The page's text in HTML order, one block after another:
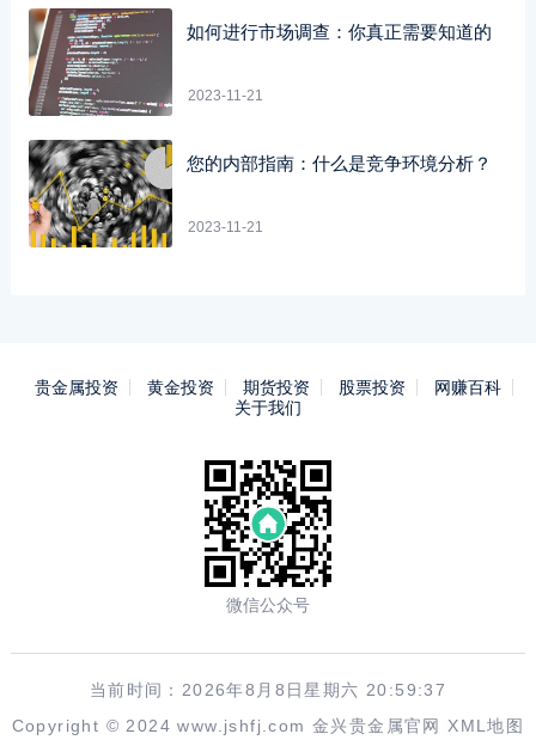
如何进行市场调查：你真正需要知道的
2023-11-21
您的内部指南：什么是竞争环境分析？
2023-11-21
贵金属投资 黄金投资 期货投资 股票投资
网赚百科
关于我们
微信公众号
当前时间：2026年8月8日星期六 20:59:37
Copyright © 2024 www.jshfj.com金兴贵金属官网 XML地图